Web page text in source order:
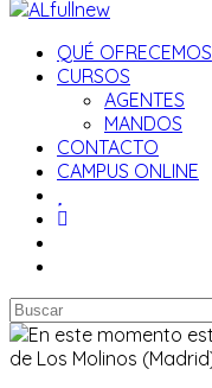
QUÉ OFRECEMOS
CURSOS
AGENTES
MANDOS
CONTACTO
CAMPUS ONLINE